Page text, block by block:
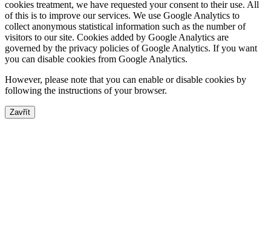
cookies treatment, we have requested your consent to their use. All
of this is to improve our services. We use Google Analytics to
collect anonymous statistical information such as the number of
visitors to our site. Cookies added by Google Analytics are
governed by the privacy policies of Google Analytics. If you want
you can disable cookies from Google Analytics.
However, please note that you can enable or disable cookies by
following the instructions of your browser.
Zavřít